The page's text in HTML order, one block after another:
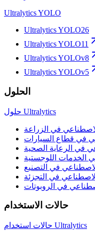
Ultralytics YOLO
Ultralytics YOLO26
Ultralytics YOLO11
Ultralytics YOLOv8
Ultralytics YOLOv5
الحلول
حلول Ultralytics
في الزراعة
في قطاع السيارات
في الرعاية الصحية
الخدمات اللوجستية
في التصنيع
الاصطناعي في التجزئة
في الروبوتات
حالات الاستخدام
حالات استخدام Ultralytics